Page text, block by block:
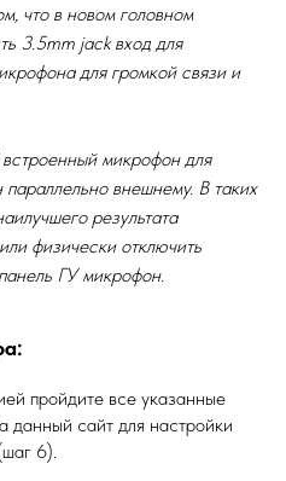
что в новом головном
3.5mm jack вход для
для громкой связи и
микрофон для
внешнему. В таких
результата
физически отключить
ГУ микрофон.
пройдите все указанные
данный сайт для настройки
6).